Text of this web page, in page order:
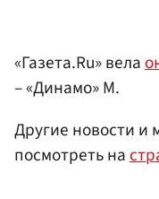
«Газета.Ru» вела
– «Динамо» М.
Другие новости и
посмотреть на